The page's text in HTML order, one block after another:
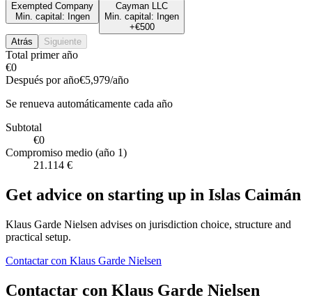
Exempted Company
Min. capital: Ingen
Cayman LLC
Min. capital: Ingen
+€500
Atrás
Siguiente
Total primer año
€0
Después por año€5,979/año
Se renueva automáticamente cada año
Subtotal
€0
Compromiso medio (año 1)
21.114 €
Get advice on starting up in Islas Caimán
Klaus Garde Nielsen advises on jurisdiction choice, structure and
practical setup.
Contactar con Klaus Garde Nielsen
Contactar con Klaus Garde Nielsen